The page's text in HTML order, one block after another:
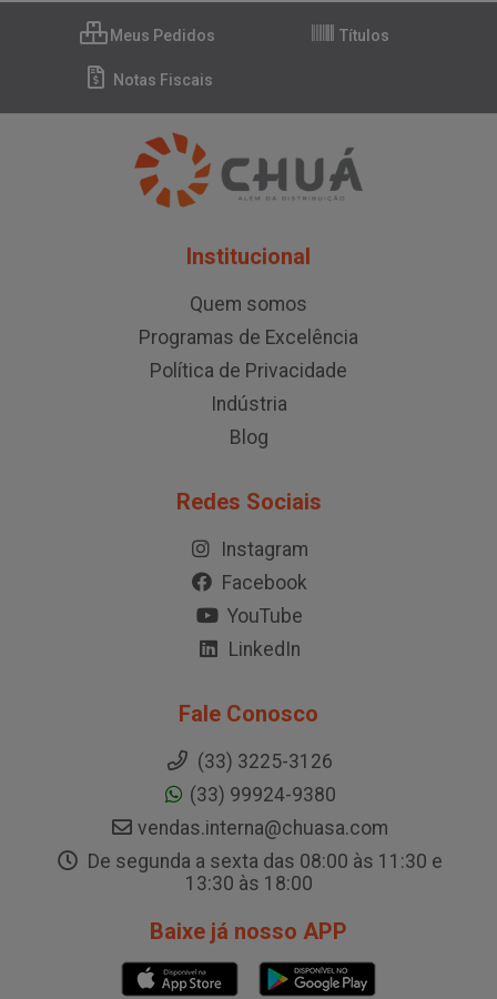
Meus Pedidos Títulos
Notas Fiscais
Institucional
Quem somos
Programas de Excelência
Política de Privacidade
Indústria
Blog
Redes Sociais
Instagram
Facebook
YouTube
LinkedIn
Fale Conosco
(33) 3225-3126
(33) 99924-9380
vendas.interna@chuasa.com
De segunda a sexta das 08:00 às 11:30 e
13:30 às 18:00
Baixe já nosso APP